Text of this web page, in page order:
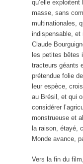
qu’elle
masse, sans
multinationales,
indispensable, et
Claude
les petites bêtes
tracteurs géants
prétendue folie
leur espèce,
au Brésil, et qui
considérer
monstrueuse et
la raison, étayé,
Monde avance,
Vers la fin du